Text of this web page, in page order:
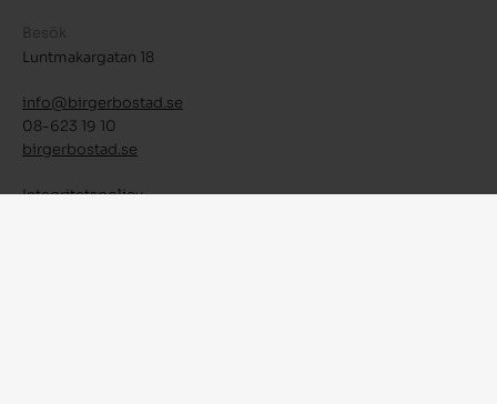
Besök
Luntmakargatan 18
info@birgerbostad.se
08-623 19 10
birgerbostad.se
Integritetspolicy